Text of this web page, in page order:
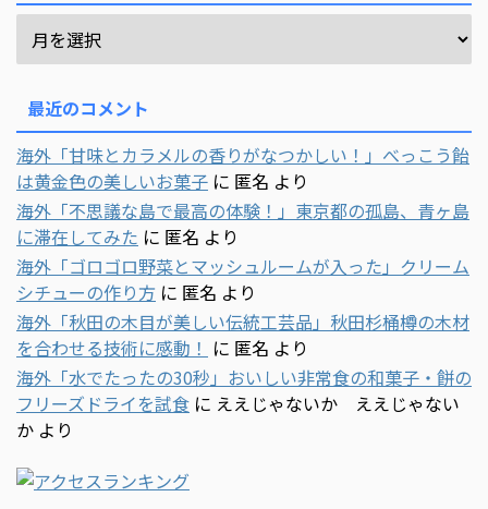
最近のコメント
海外「甘味とカラメルの香りがなつかしい！」べっこう飴
は黄金色の美しいお菓子 に 匿名 より
海外「不思議な島で最高の体験！」東京都の孤島、青ヶ島
に滞在してみた に 匿名 より
海外「ゴロゴロ野菜とマッシュルームが入った」クリーム
シチューの作り方 に 匿名 より
海外「秋田の木目が美しい伝統工芸品」秋田杉桶樽の木材
を合わせる技術に感動！ に 匿名 より
海外「水でたったの30秒」おいしい非常食の和菓子・餅の
フリーズドライを試食 に ええじゃないか ええじゃない
か より